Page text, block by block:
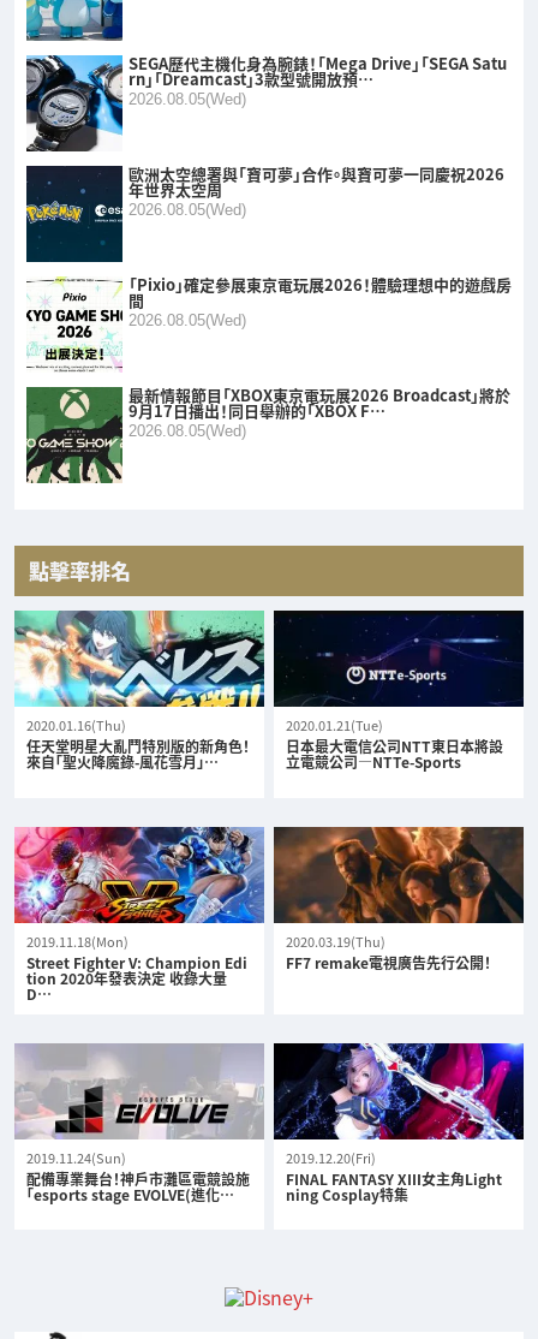
SEGA歷代主機化身為腕錶！「Mega Drive」「SEGA Satu
rn」「Dreamcast」3款型號開放預…
2026.08.05(Wed)
歐洲太空總署與「寶可夢」合作。與寶可夢一同慶祝2026
年世界太空周
2026.08.05(Wed)
「Pixio」確定參展東京電玩展2026！體驗理想中的遊戲房
間
2026.08.05(Wed)
最新情報節目「XBOX東京電玩展2026 Broadcast」將於
9月17日播出！同日舉辦的「XBOX F…
2026.08.05(Wed)
點擊率排名
2020.01.16(Thu)
任天堂明星大亂鬥特別版的新角色！
來自「聖火降魔錄-風花雪月」…
2020.01.21(Tue)
日本最大電信公司NTT東日本將設
立電競公司—NTTe-Sports
2019.11.18(Mon)
Street Fighter V: Champion Edi
tion 2020年發表決定 收錄大量
D…
2020.03.19(Thu)
FF7 remake電視廣告先行公開！
2019.11.24(Sun)
配備專業舞台！神戶市灘區電競設施
「esports stage EVOLVE(進化…
2019.12.20(Fri)
FINAL FANTASY XIII女主角Light
ning Cosplay特集